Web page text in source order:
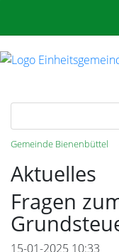
Gemeinde Bienenbüttel
Aktuelles
Fragen
15-01-2025 10:33